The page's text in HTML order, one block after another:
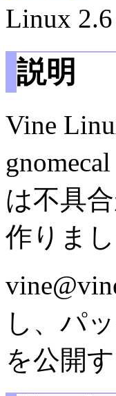
Linux
説明
Vine
は不具
作りまし
し、パ
を公開